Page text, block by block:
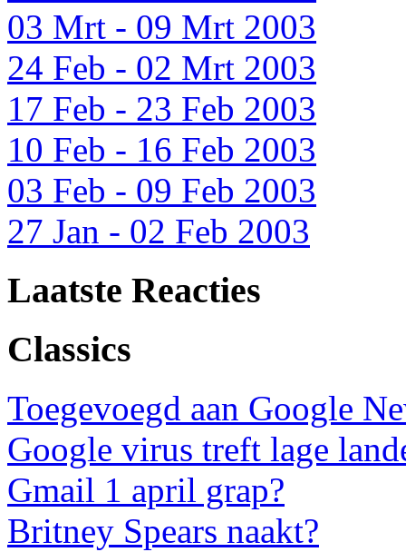
03 Mrt - 09 Mrt 2003
24 Feb - 02 Mrt 2003
17 Feb - 23 Feb 2003
10 Feb - 16 Feb 2003
03 Feb - 09 Feb 2003
27 Jan - 02 Feb 2003
Laatste Reacties
Classics
Toegevoegd aan Google
Google virus treft lage
Gmail 1 april grap?
Britney Spears naakt?